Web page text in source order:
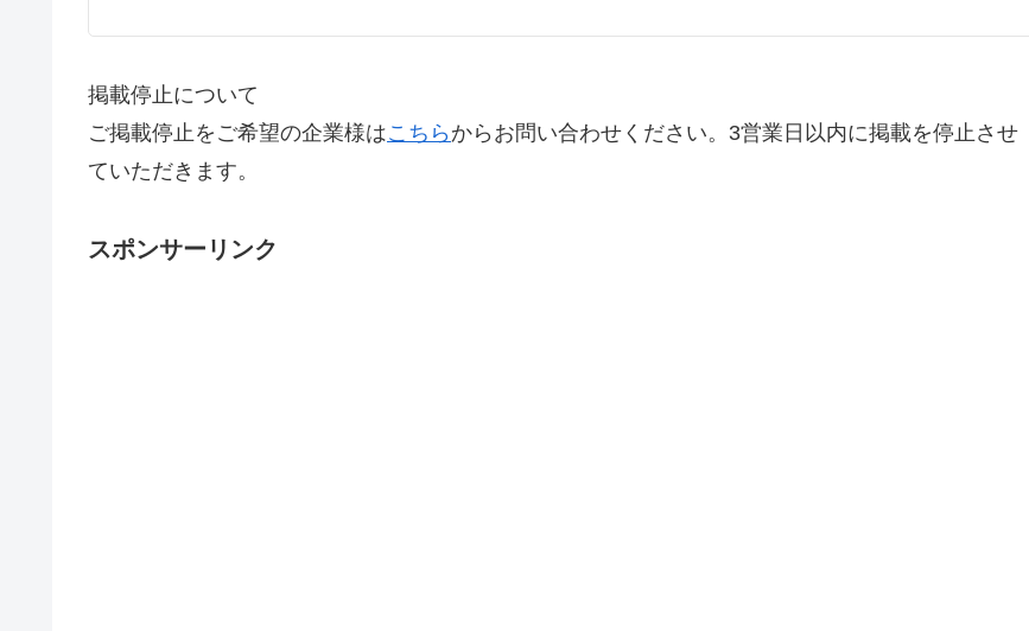
掲載停止について
ご掲載停止をご希望の企業様はこちら からお問い合わせください。3営業日以内に掲載を停止させ
ていただきます。
スポンサーリンク